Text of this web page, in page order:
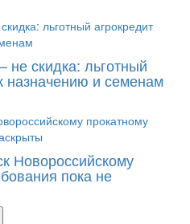
скидка: льготный
назначению и семенам
Новороссийскому
пока не